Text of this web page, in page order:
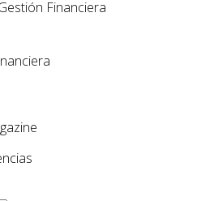
Financiera